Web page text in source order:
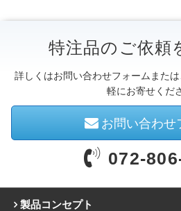
特注品のご依頼
詳しくはお問い合わせフォームまた
軽にお寄せくだ
お問い合わせ
072-
製品コンセプト